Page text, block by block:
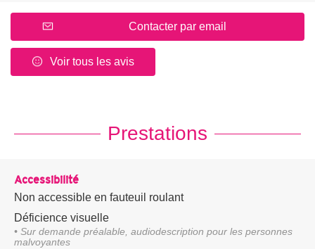
Contacter par email
Voir tous les avis
Prestations
Accessibilité
Non accessible en fauteuil roulant
Déficience visuelle
• Sur demande préalable, audiodescription pour les personnes
malvoyantes